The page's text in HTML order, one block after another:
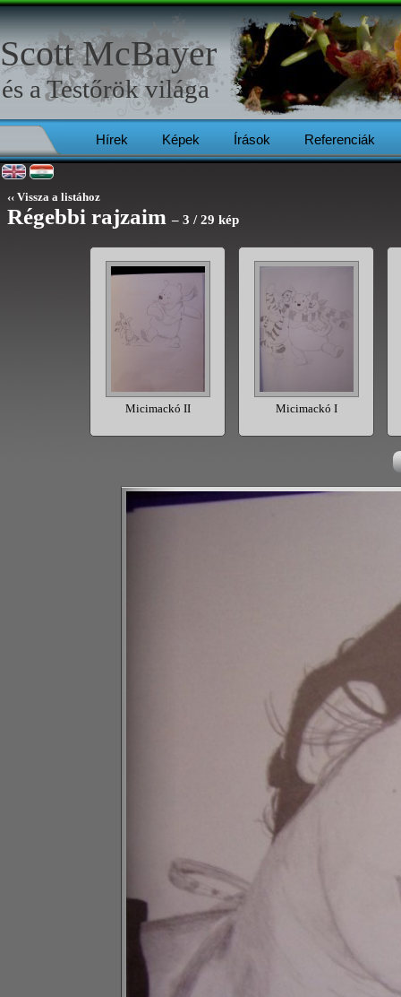
Hírek Képek Írások Referenciák
Scott McBayer
és aTestőrökvilága
‹‹ Vissza a listához
Régebbi rajzaim– 3 / 29 kép
Micimackó II Micimackó I